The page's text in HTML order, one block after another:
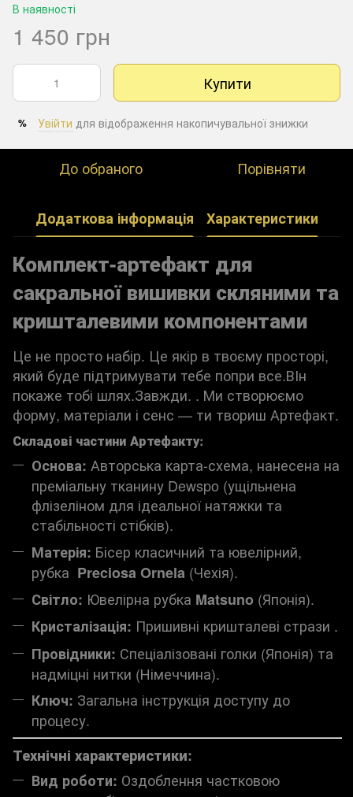
В наявності
1 450 грн
Купити
% Увійти для відображення накопичувальної знижки
До обраного Порівняти
Додаткова інформація Характеристики
Комплект-артефакт для
сакральної вишивки скляними та
кришталевими компонентами
Це не просто набір. Це якір в твоєму просторі,
який буде підтримувати тебе попри все.ВІн
покаже тобі шлях.Завжди. . Ми створюємо
форму, матеріали і сенс — ти твориш Артефакт.
Складові частини Артефакту:
Основа: Авторська карта-схема, нанесена на
преміальну тканину Dewspo (ущільнена
флізеліном для ідеальної натяжки та
стабільності стібків).
Матерія: Бісер класичний та ювелірний,
рубка Preciosa Ornela (Чехія).
Світло: Ювелірна рубка Matsuno (Японія).
Кристалізація: Пришивні кришталеві стрази .
Провідники: Спеціалізовані голки (Японія) та
надміцні нитки (Німеччина).
Ключ: Загальна інструкція доступу до
процесу.
Технічні характеристики:
Вид роботи: Оздоблення частковою